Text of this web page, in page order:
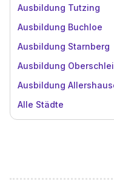
Ausbildung Tutzing
Ausbildung Buchloe
Ausbildung Starnberg
Ausbildung
Ausbildung
Alle Städte